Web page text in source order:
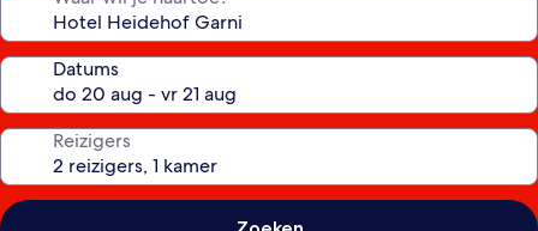
Datums
Reizigers